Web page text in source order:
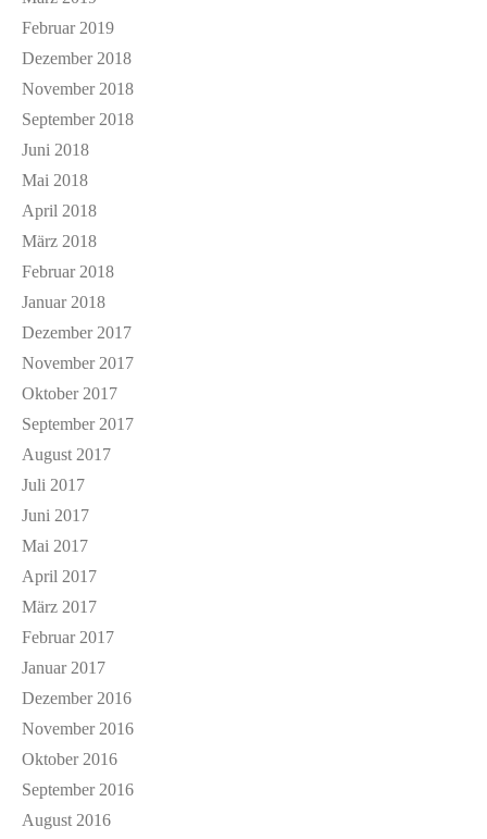
Februar 2019
Dezember 2018
November 2018
September 2018
Juni 2018
Mai 2018
April 2018
März 2018
Februar 2018
Januar 2018
Dezember 2017
November 2017
Oktober 2017
September 2017
August 2017
Juli 2017
Juni 2017
Mai 2017
April 2017
März 2017
Februar 2017
Januar 2017
Dezember 2016
November 2016
Oktober 2016
September 2016
August 2016